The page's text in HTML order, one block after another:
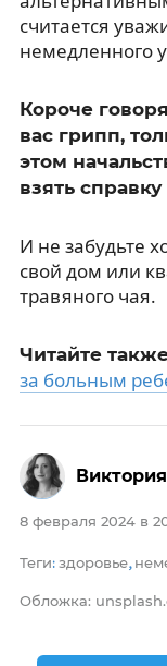
считается
немедленного
Короче
вас грипп,
этом
взять справку
И не забудьте
свой дом или
травяного чая.
Читайте
за больным
8 февраля 2024 в
Теги: здоровье,
Обложка: